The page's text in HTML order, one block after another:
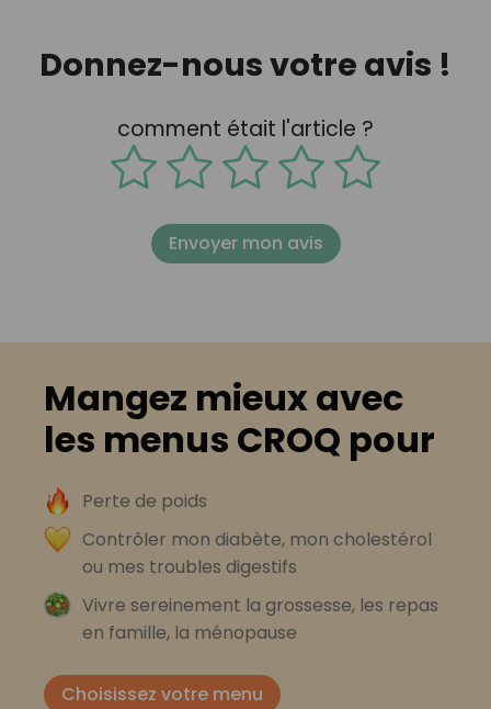
Donnez-nous votre avis !
comment était l'article ?
Envoyer mon avis
Mangez mieux avec
les menus CROQ pour
Perte de poids
Contrôler mon diabète, mon cholestérol
ou mes troubles digestifs
Vivre sereinement la grossesse, les repas
en famille, la ménopause
Choisissez votre menu